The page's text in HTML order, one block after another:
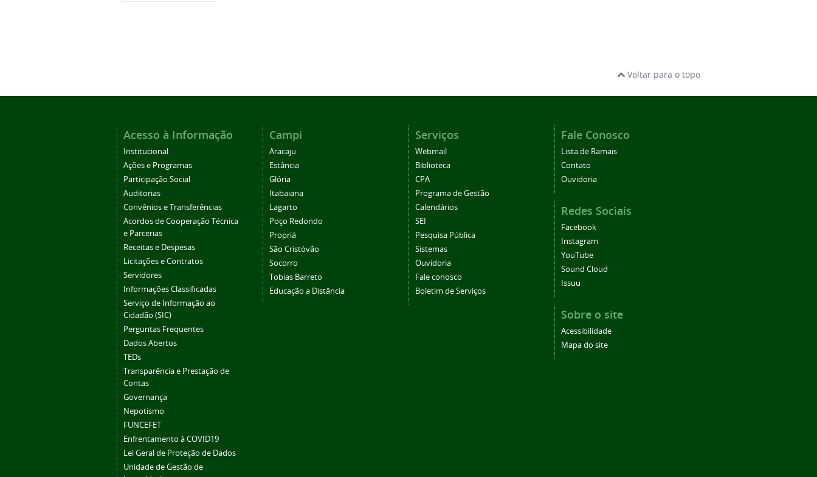
Voltar para o topo
Acesso à Informação
Institucional
Ações e Programas
Participação Social
Auditorias
Convênios e Transferências
Acordos de Cooperação Técnica
e Parcerias
Receitas e Despesas
Licitações e Contratos
Servidores
Informações Classificadas
Serviço de Informação ao
Cidadão (SIC)
Perguntas Frequentes
Dados Abertos
TEDs
Transparência e Prestação de
Contas
Governança
Nepotismo
FUNCEFET
Enfrentamento à COVID19
Lei Geral de Proteção de Dados
Unidade de Gestão de
Campi
Aracaju
Estância
Glória
Itabaiana
Lagarto
Poço Redondo
Propriá
São Cristóvão
Socorro
Tobias Barreto
Educação a Distância
Serviços
Webmail
Biblioteca
CPA
Programa de Gestão
Calendários
SEI
Pesquisa Pública
Sistemas
Ouvidoria
Fale conosco
Boletim de Serviços
Fale Conosco
Lista de Ramais
Contato
Ouvidoria
Redes Sociais
Facebook
Instagram
YouTube
Sound Cloud
Issuu
Sobre o site
Acessibilidade
Mapa do site